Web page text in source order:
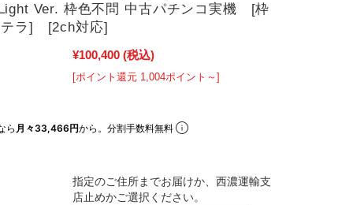
Ver. 枠色不問 中古パチンコ実機 [枠
テラ] [2ch対応]
¥100,400 (税込)
[ポイント還元 1,004ポイント～]
ら 月々33,466円から。分割手数料無料
指定のご住所までお届けか、西濃運輸支
店止めかご選択ください。